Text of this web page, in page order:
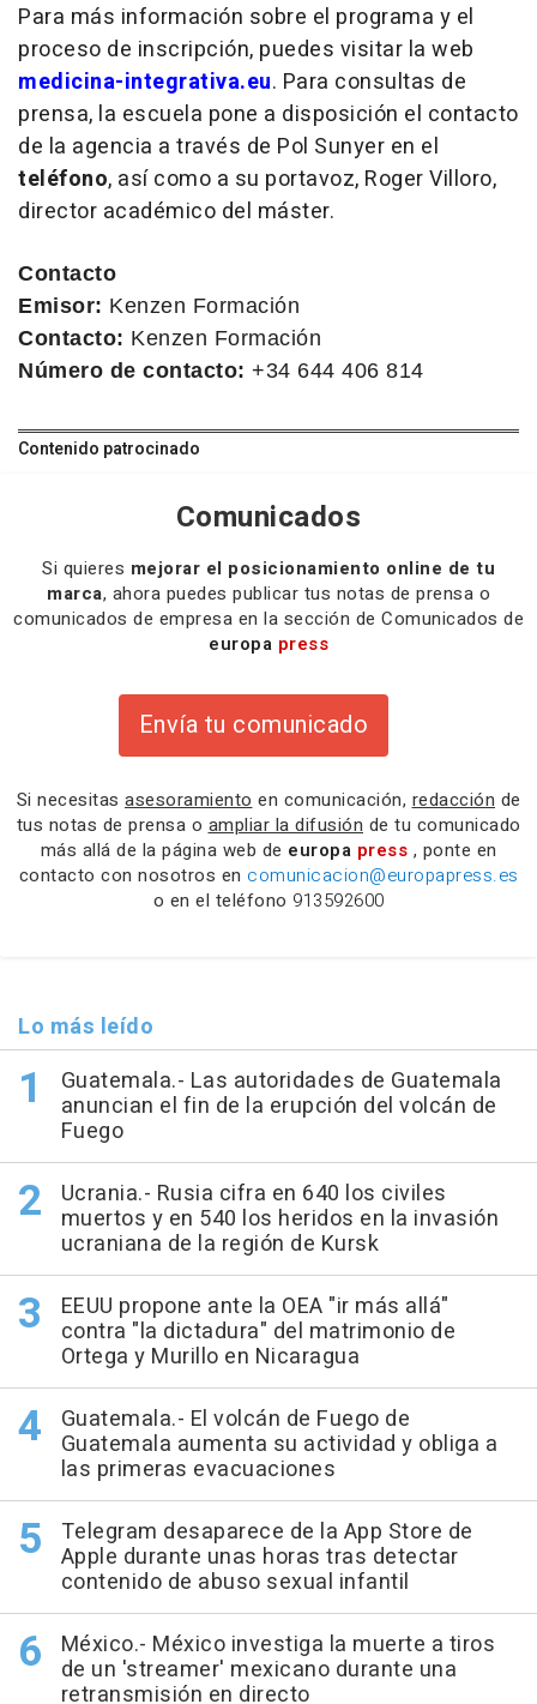
Para más información sobre el programa y el
proceso de inscripción, puedes visitar la web
medicina-integrativa.eu. Para consultas de
prensa, la escuela pone a disposición el contacto
de la agencia a través de Pol Sunyer en el
teléfono, así como a su portavoz, Roger Villoro,
director académico del máster.
Contacto
Emisor: Kenzen Formación
Contacto: Kenzen Formación
Número de contacto: +34 644 406 814
Contenido patrocinado
Comunicados
Si quieres mejorar el posicionamiento online de tu
marca, ahora puedes publicar tus notas de prensa o
comunicados de empresa en la sección de Comunicados de
europa press
Envía tu comunicado
Si necesitas asesoramiento en comunicación, redacción de
tus notas de prensa o ampliar la difusión de tu comunicado
más allá de la página web de europa press , ponte en
contacto con nosotros en comunicacion@europapress.es
o en el teléfono 913592600
Lo más leído
Guatemala.- Las autoridades de Guatemala
anuncian el fin de la erupción del volcán de
Fuego
Ucrania.- Rusia cifra en 640 los civiles
muertos y en 540 los heridos en la invasión
ucraniana de la región de Kursk
EEUU propone ante la OEA "ir más allá"
contra "la dictadura" del matrimonio de
Ortega y Murillo en Nicaragua
Guatemala.- El volcán de Fuego de
Guatemala aumenta su actividad y obliga a
las primeras evacuaciones
Telegram desaparece de la App Store de
Apple durante unas horas tras detectar
contenido de abuso sexual infantil
México.- México investiga la muerte a tiros
de un 'streamer' mexicano durante una
retransmisión en directo